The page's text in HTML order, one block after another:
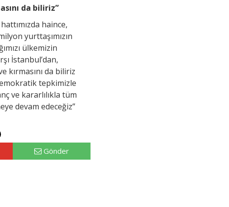
da biliriz”
haince,
yurttaşımızın
ülkemizin
İstanbul’dan,
kırmasını da biliriz
tepkimizle
ve kararlılıkla tüm
devam edeceğiz”
Gönder